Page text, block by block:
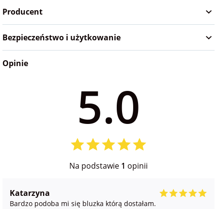
Producent
Bezpieczeństwo i użytkowanie
Opinie
5.0
Na podstawie 1 opinii
Katarzyna
Bardzo podoba mi się bluzka którą dostałam.